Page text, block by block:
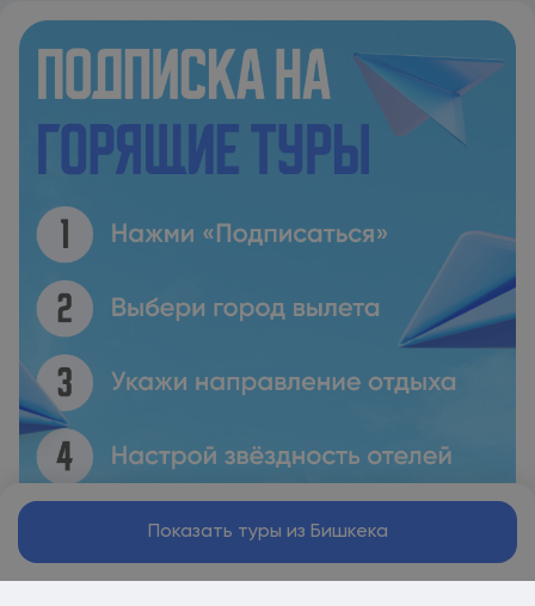
Показать туры из Бишкека